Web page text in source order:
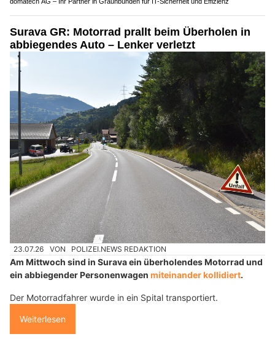
Surava GR: Motorrad prallt beim Überholen in
abbiegendes Auto – Lenker verletzt
23.07.26 VON POLIZEI.NEWS REDAKTION
Am Mittwoch sind in Surava ein überholendes Motorrad und
ein abbiegender Personenwagen miteinander kollidiert.
Der Motorradfahrer wurde in ein Spital transportiert.
Weiterlesen